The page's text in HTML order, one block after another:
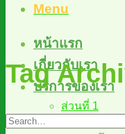
Menu
หน้าแรก
เกี่ยวกับเรา
บริการของเรา
ส่วนที่ 1
ฉลาก
Tag